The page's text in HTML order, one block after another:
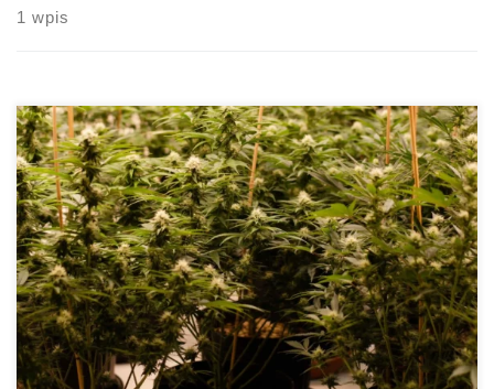
1 wpis
Jak działają stymulatory wzrostu roślin i jakie składniki naprawdę
mają znaczenie? Stymulatory wzrostu roślin, zwane także
biostymulatorami, to nowoczesne preparaty, które rewolucjonizują
współczesną uprawę – zarówno w hydroponice, jak i w tradycyjnej
glebie. Ich zadaniem jest nie tylko przyspieszanie wzrostu, lecz
także poprawa odporności i zwiększenie wydajności fotosyntezy.
W przeciwieństwie […]